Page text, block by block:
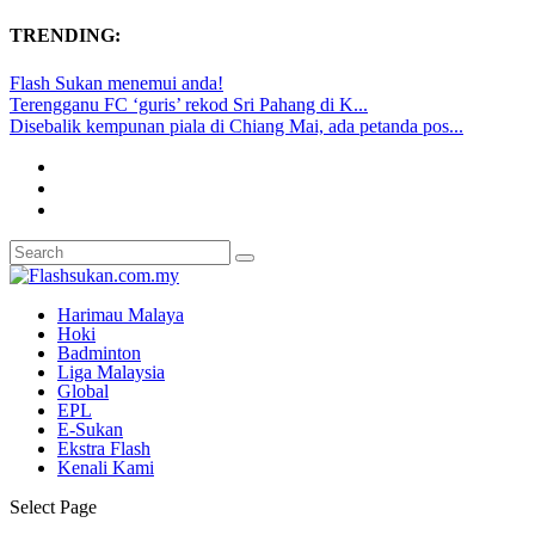
TRENDING:
Flash Sukan menemui anda!
Terengganu FC ‘guris’ rekod Sri Pahang di K...
Disebalik kempunan piala di Chiang Mai, ada petanda pos...
Harimau Malaya
Hoki
Badminton
Liga Malaysia
Global
EPL
E-Sukan
Ekstra Flash
Kenali Kami
Select Page